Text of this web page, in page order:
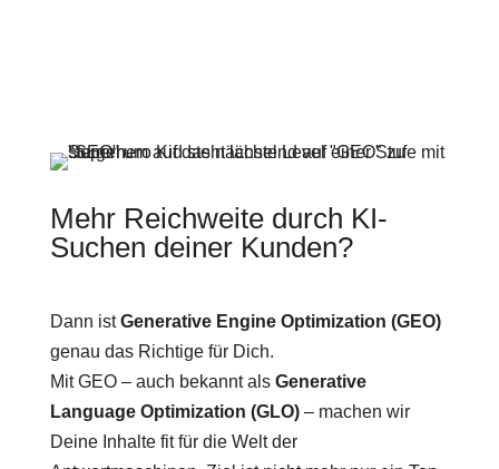
Mehr Reichweite durch KI-
Suchen deiner Kunden?
Dann istGenerative Engine Optimization (GEO)
genau das Richtige für Dich.
Mit GEO – auch bekannt als Generative
Language Optimization (GLO)– machen wir
Deine Inhalte fit für die Welt der